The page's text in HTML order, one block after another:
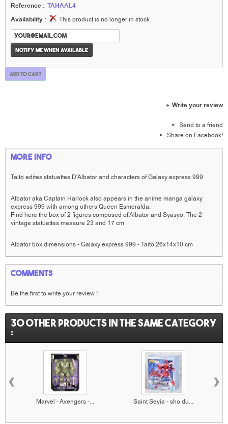
Reference : TAHAAL4
Availability :
This product is no longer in stock
Notify me when available
Add to cart
Write your review
Send to a friend
Share on Facebook!
More info
Taito edites statuettes D'Albator and characters of Galaxy express 999
Albator aka Captain Harlock also appears in the anime manga galaxy
express 999 with among others Queen Esmeralda.
Find here the box of 2 figures composed of Albator and Syasyo.The 2
vintage statuettes measure 23 and 17 cm
Albator box dimensions - Galaxy express 999 - Taito:26x14x10 cm
Comments
Be the first to write your review !
30 other products in the same category
:
Marvel - Avengers -... Saint Seyia - sho du...
‹ ›